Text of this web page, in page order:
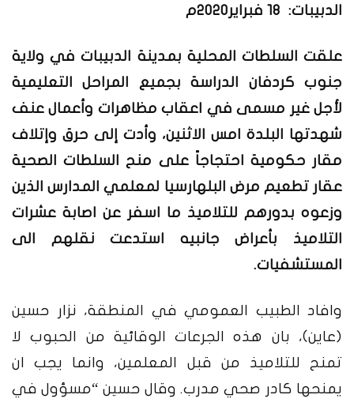
الدبيبات: 18 فبراير2020م
علقت السلطات المحلية بمدينة الدبيبات في ولاية
جنوب كردفان الدراسة بجميع المراحل التعليمية
لأجل غير مسمى في اعقاب مظاهرات وأعمال عنف
شهدتها البلدة امس الاثنين، وأدت إلى حرق وإتلاف
مقار حكومية احتجاجاً على منح السلطات الصحية
عقار تطعيم مرض البلهارسيا لمعلمي المدارس الذين
وزعوه بدورهم للتلاميذ ما اسفر عن اصابة عشرات
التلاميذ بأعراض جانبيه استدعت نقلهم الى
المستشفيات.
وافاد الطبيب العمومي في المنطقة، نزار حسين
(عاين)، بان هذه الجرعات الوقائية من الحبوب لا
تمنح للتلاميذ من قبل المعلمين، وانما يجب ان
يمنحها كادر صحي مدرب. وقال حسين “مسؤول في